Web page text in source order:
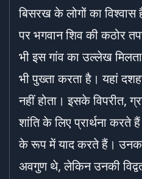
बिसरख के लोगों का विश्वास
पर भगवान शिव की कठोर
भी इस गांव का उल्लेख
भी पुख्ता करता है। यहां
नहीं होता। इसके विपरीत,
शांति के लिए प्रार्थना करते
के रूप में याद करते हैं।
अवगुण थे, लेकिन उनकी